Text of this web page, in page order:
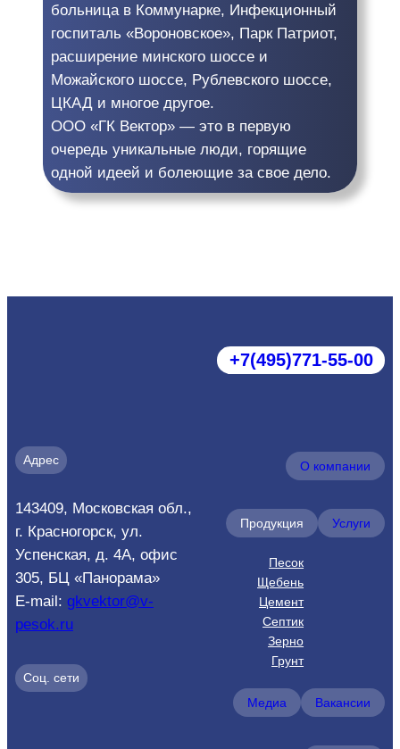
больница в Коммунарке, Инфекционный
госпиталь «Вороновское», Парк Патриот,
расширение минского шоссе и
Можайского шоссе, Рублевского шоссе,
ЦКАД и многое другое.
ООО «ГК Вектор» — это в первую
очередь уникальные люди, горящие
одной идеей и болеющие за свое дело.
Адрес
143409, Московская обл.,
г. Красногорск, ул.
Успенская, д. 4А, офис
305, БЦ «Панорама»
E-mail: gkvektor@v-
pesok.ru
Соц. сети
‪+7(495)771‑55‑00‬
О компании
Продукция
Песок
Щебень
Цемент
Септик
Зерно
Грунт
Услуги
Медиа Вакансии